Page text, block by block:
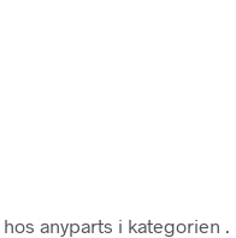
hos anyparts i kategorien